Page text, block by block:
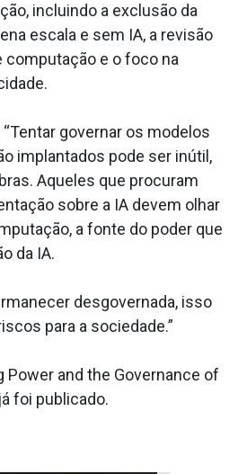
incluindo a exclusão da
escala e sem IA, a revisão
e o foco na
governar os modelos
implantados pode ser inútil,
Aqueles que procuram
sobre a IA devem olhar
a fonte do poder que
da IA.
desgovernada, isso
para a sociedade.”
Power and the Governance of
foi publicado.